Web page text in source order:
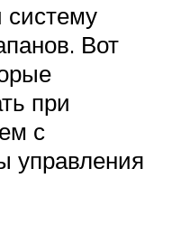
систему
Вот
при
с
управления